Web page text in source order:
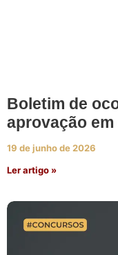
Boletim de
aprovação
19 de junho de 2026
Ler artigo »